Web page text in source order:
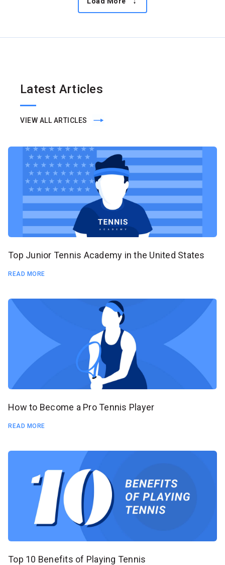
Latest Articles
VIEW ALL ARTICLES
Top Junior Tennis Academy in the United States
READ MORE
How to Become a Pro Tennis Player
READ MORE
Top 10 Benefits of Playing Tennis